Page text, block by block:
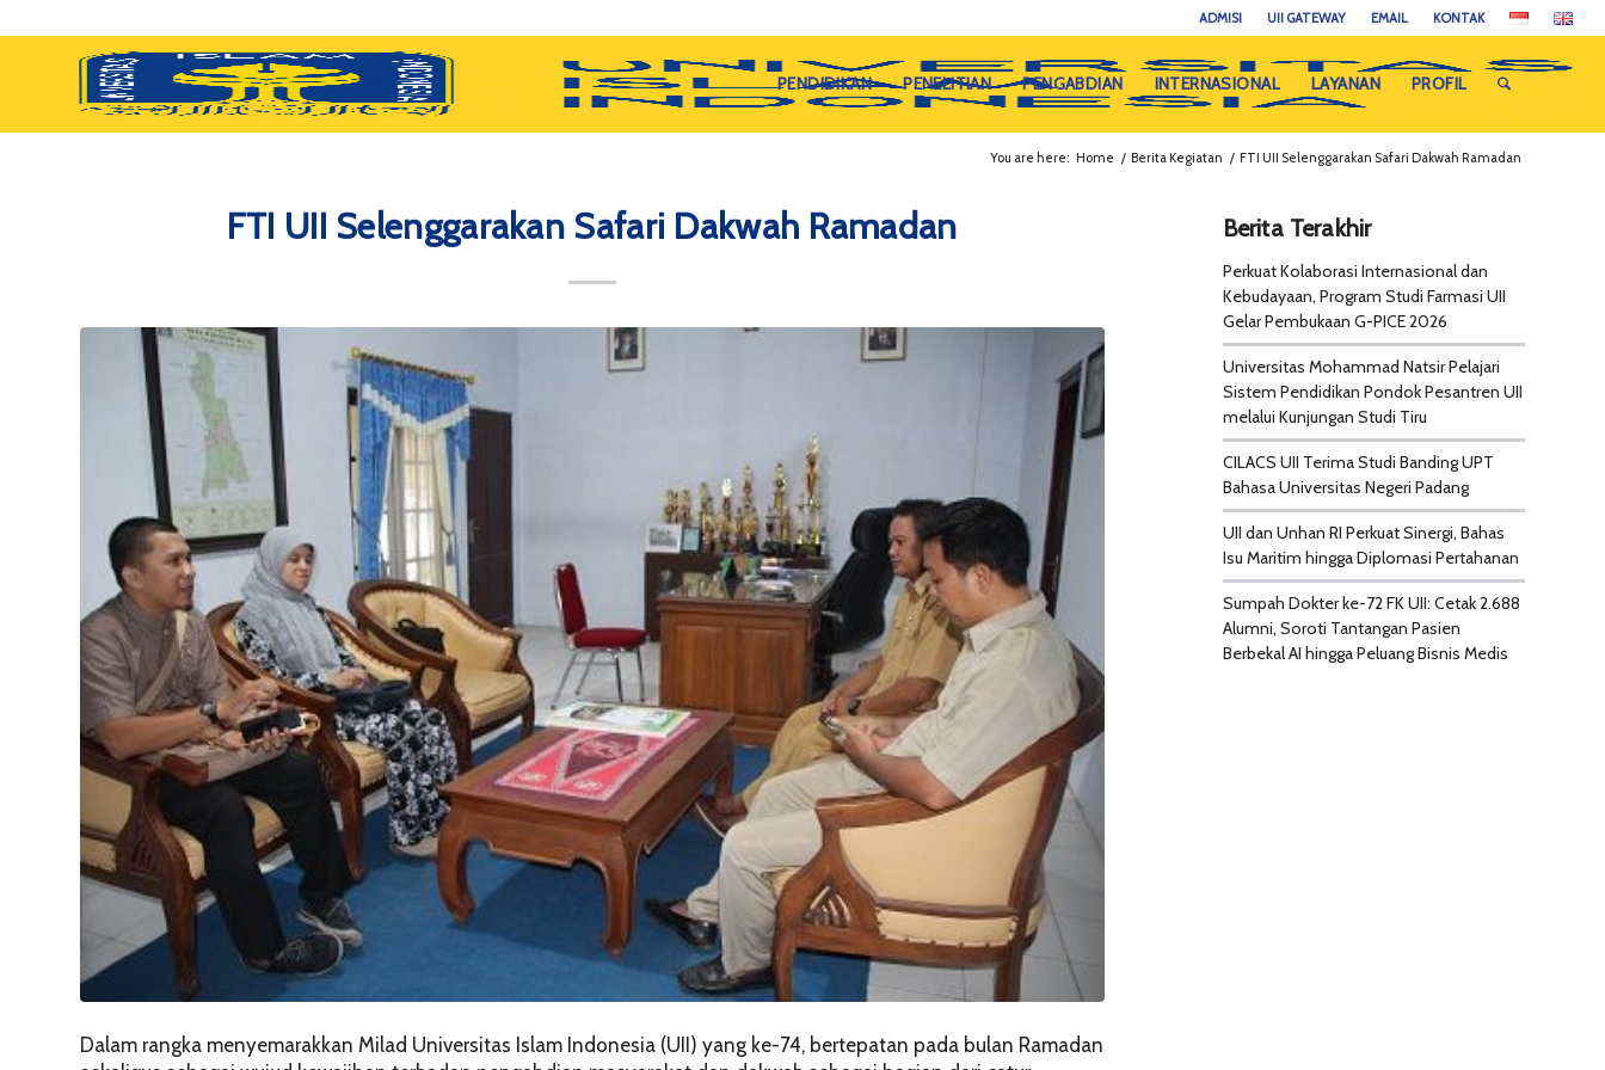
ADMISI UII GATEWAY EMAIL KONTAK
PENDIDIKAN PENELITIAN PENGABDIAN INTERNASIONAL LAYANAN PROFIL
You are here: Home / Berita Kegiatan / FTI UII Selenggarakan Safari Dakwah Ramadan
FTI UII Selenggarakan Safari Dakwah Ramadan
Dalam rangka menyemarakkan Milad Universitas Islam Indonesia (UII) yang ke-74, bertepatan pada bulan Ramadan
Berita Terakhir
Perkuat Kolaborasi Internasional dan
Kebudayaan, Program Studi Farmasi UII
Gelar Pembukaan G-PICE 2026
Universitas Mohammad Natsir Pelajari
Sistem Pendidikan Pondok Pesantren UII
melalui Kunjungan Studi Tiru
CILACS UII Terima Studi Banding UPT
Bahasa Universitas Negeri Padang
UII dan Unhan RI Perkuat Sinergi, Bahas
Isu Maritim hingga Diplomasi Pertahanan
Sumpah Dokter ke-72 FK UII: Cetak 2.688
Alumni, Soroti Tantangan Pasien
Berbekal AI hingga Peluang Bisnis Medis